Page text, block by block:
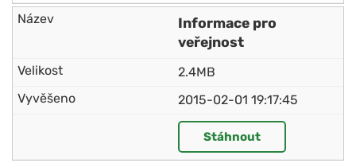
Informace pro
veřejnost
2.4MB
2015-02-01 19:17:45
Stáhnout